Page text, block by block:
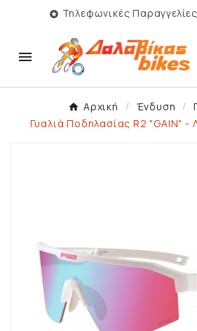
 Τηλεφωνικές

Αρχική Ένδυση
Γυαλιά Ποδηλασίας R2 "GAIN" -